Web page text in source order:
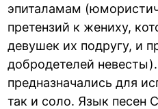
эпиталамам
претензий к жениху,
девушек их подругу, и
добродетелей
предназначались для
так и соло. Язык песен